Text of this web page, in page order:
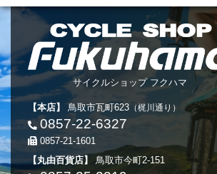
サイクルショップ フクハマ
【本店】 鳥取市瓦町623 （梶川通り）
0857-22-6327
0857-21-1601
【丸由百貨店】
鳥取市今町2-151